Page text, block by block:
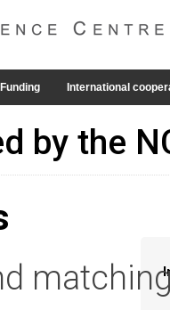
Funding International
by the